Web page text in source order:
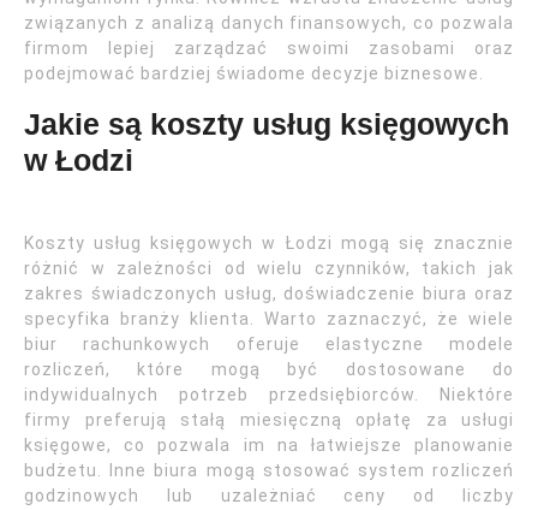
związanych z analizą danych finansowych, co pozwala
firmom lepiej zarządzać swoimi zasobami oraz
podejmować bardziej świadome decyzje biznesowe.
Jakie są koszty usług księgowych
w Łodzi
Koszty usług księgowych w Łodzi mogą się znacznie
różnić w zależności od wielu czynników, takich jak
zakres świadczonych usług, doświadczenie biura oraz
specyfika branży klienta. Warto zaznaczyć, że wiele
biur rachunkowych oferuje elastyczne modele
rozliczeń, które mogą być dostosowane do
indywidualnych potrzeb przedsiębiorców. Niektóre
firmy preferują stałą miesięczną opłatę za usługi
księgowe, co pozwala im na łatwiejsze planowanie
budżetu. Inne biura mogą stosować system rozliczeń
godzinowych lub uzależniać ceny od liczby